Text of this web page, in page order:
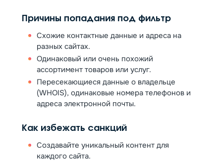
Причины попадания под фильтр
Схожие контактные данные и адреса на
разных сайтах.
Одинаковый или очень похожий
ассортимент товаров или услуг.
Пересекающиеся данные о владельце
(WHOIS), одинаковые номера телефонов и
адреса электронной почты.
Как избежать санкций
Создавайте уникальный контент для
каждого сайта.